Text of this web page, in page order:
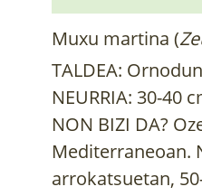
Muxu martina (
TALDEA:
NEURRIA: 30-40
NON BIZI DA?
Mediterraneoan.
arrokatsuetan,